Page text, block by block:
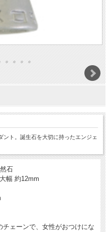
ト。誕生石を大切に持ったエンジェ
石
幅 約12mm
ェーンで、女性がおつけにな